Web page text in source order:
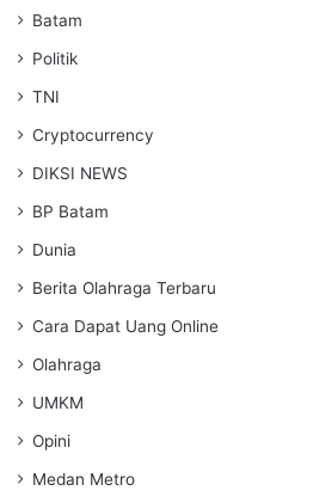
Batam
Politik
TNI
Cryptocurrency
DIKSI NEWS
BP Batam
Dunia
Berita Olahraga Terbaru
Cara Dapat Uang Online
Olahraga
UMKM
Opini
Medan Metro